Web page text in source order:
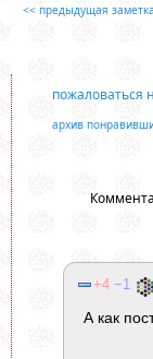
<< предыдущая заметка
пожаловаться
архив
4 1
А как